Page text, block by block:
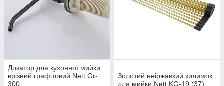
Дозатор для кухонної мийки
врізний графітовий Nett Gr-
300
Золотий неіржавкий килимок
для мийки Nett KG-19 (37)